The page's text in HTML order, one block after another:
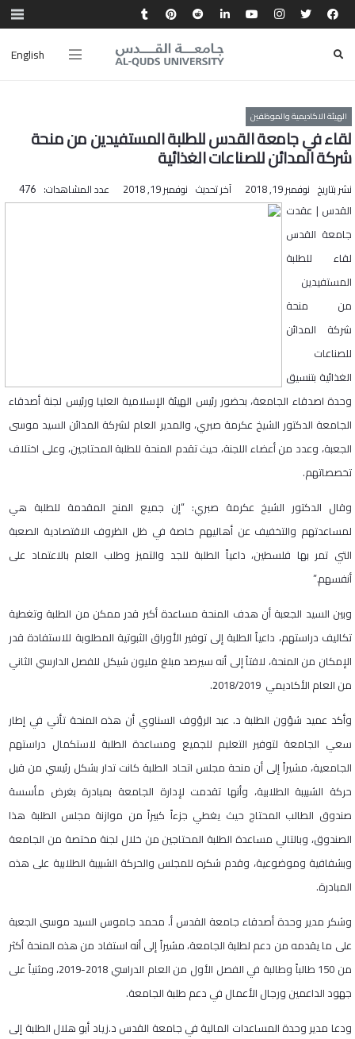
English
الهيئة الاكاديمية والموظفين
لقاء في جامعة القدس للطلبة المستفيدين من منحة
شركة المدائن للصناعات الغذائية
نشر بتاريخ نوفمبر 19, 2018 آخر تحديث نوفمبر 19, 2018 عدد المشاهدات: 476
القدس | عقدت
جامعة القدس
لقاء للطلبة
المستفيدين
من منحة
شركة المدائن
للصناعات
الغذائية بتنسيق
وحدة اصدقاء الجامعة، بحضور رئيس الهيئة الإسلامية العليا ورئيس لجنة أصدقاء
الجامعة الدكتور الشيخ عكرمة صبري، والمدير العام لشركة المدائن السيد موسى
الجعبة، وعدد من أعضاء اللجنة، حيث تقدم المنحة للطلبة المحتاجين، وعلى اختلاف
تخصصاتهم.
وقال الدكتور الشيخ عكرمة صبري: “إن جميع المنح المقدمة للطلبة هي
لمساعدتهم والتخفيف عن أهاليهم خاصة في ظل الظروف الاقتصادية الصعبة
التي تمر بها فلسطين، داعياً الطلبة للجد والتميز وطلب العلم بالاعتماد على
أنفسهم.”
وبين السيد الجعبة أن هدف المنحة مساعدة أكبر قدر ممكن من الطلبة وتغطية
تكاليف دراستهم، داعياً الطلبة إلى توفير الأوراق الثبوتية المطلوبة للاستفادة قدر
الإمكان من المنحة، لافتاً إلى أنه سيرصد مبلغ مليون شيكل للفصل الدارسي الثاني
من العام الأكاديمي 2018/2019.
وأكد عميد شؤون الطلبة د. عبد الرؤوف السناوي أن هذه المنحة تأتي في إطار
سعي الجامعة لتوفير التعليم للجميع ومساعدة الطلبة لاستكمال دراستهم
الجامعية، مشيراً إلى أن منحة مجلس اتحاد الطلبة كانت تدار بشكل رئيسي من قبل
حركة الشبيبة الطلابية، وأنها تقدمت لإدارة الجامعة بمبادرة بغرض مأسسة
صندوق الطالب المحتاج حيث يغطي جزءاً كبيراً من موازنة مجلس الطلبة هذا
الصندوق، وبالتالي مساعدة الطلبة المحتاجين من خلال لجنة مختصة من الجامعة
وبشفافية وموضوعية، وقدم شكره للمجلس والحركة الشبيبة الطلابية على هذه
المبادرة.
وشكر مدير وحدة أصدقاء جامعة القدس أ. محمد جاموس السيد موسى الجعبة
على ما يقدمه من دعم لطلبة الجامعة، مشيراً إلى أنه استفاد من هذه المنحة أكثر
من 150 طالباً وطالبة في الفصل الأول من العام الدراسي 2018-2019، ومثنياً على
جهود الداعمين ورجال الأعمال في دعم طلبة الجامعة.
ودعا مدير وحدة المساعدات المالية في جامعة القدس د.زياد أبو هلال الطلبة إلى